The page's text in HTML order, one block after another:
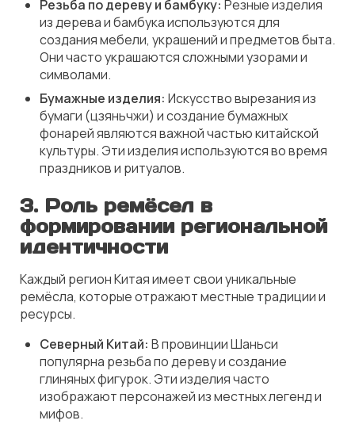
Резьба по дереву и бамбуку: Резные изделия
из дерева и бамбука используются для
создания мебели, украшений и предметов быта.
Они часто украшаются сложными узорами и
символами.
Бумажные изделия: Искусство вырезания из
бумаги (цзяньчжи) и создание бумажных
фонарей являются важной частью китайской
культуры. Эти изделия используются во время
праздников и ритуалов.
3. Роль ремёсел в
формировании региональной
идентичности
Каждый регион Китая имеет свои уникальные
ремёсла, которые отражают местные традиции и
ресурсы.
Северный Китай: В провинции Шаньси
популярна резьба по дереву и создание
глиняных фигурок. Эти изделия часто
изображают персонажей из местных легенд и
мифов.